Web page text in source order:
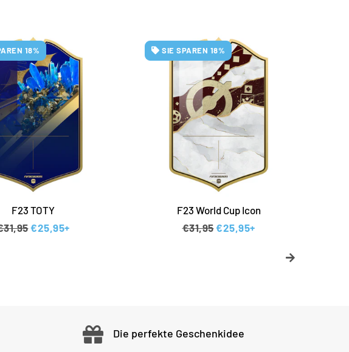
18%
F23 TOTY
Preis
Sonderpreis
€25,95+
SIE SPAREN 18%
F23 World Cup Icon
Normaler Preis
€31,95Sonderpreis
€25,95+
Die perfekte Geschenkidee